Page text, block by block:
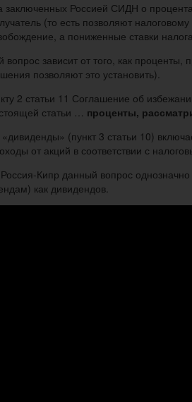
Россией СИДН о
(то есть позволяют
а пониженные ставки
вопрос зависит от того, как
позволяют это установить).
2 статьи 11 Соглашение об
статьи … проценты,
(пункт 3 статьи 10)
от акций в соответствии с
Кипр данный вопрос однозначно
как дивидендов.